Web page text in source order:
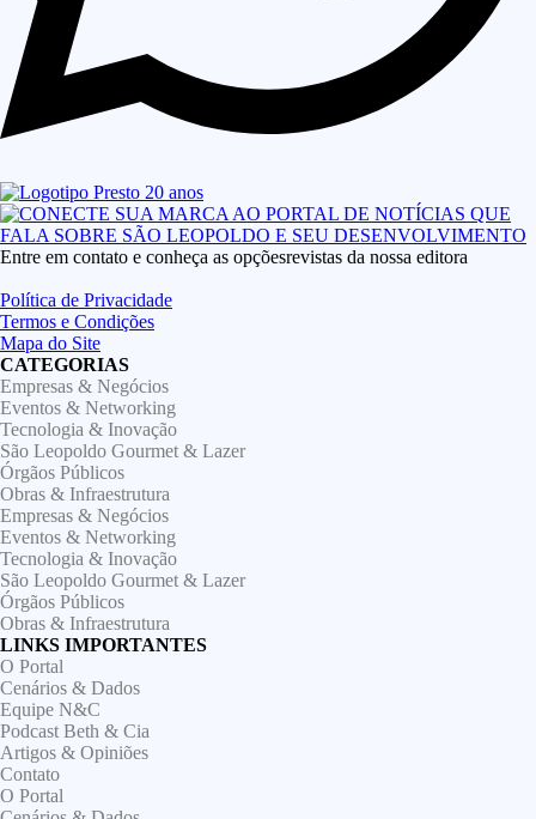
Entre em contato e conheça as opçõesrevistas da nossa editora
Política de Privacidade
Termos e Condições
Mapa do Site
CATEGORIAS
Empresas & Negócios
Eventos & Networking
Tecnologia & Inovação
São Leopoldo Gourmet & Lazer
Órgãos Públicos
Obras & Infraestrutura
Empresas & Negócios
Eventos & Networking
Tecnologia & Inovação
São Leopoldo Gourmet & Lazer
Órgãos Públicos
Obras & Infraestrutura
LINKS IMPORTANTES
O Portal
Cenários & Dados
Equipe N&C
Podcast Beth & Cia
Artigos & Opiniões
Contato
O Portal